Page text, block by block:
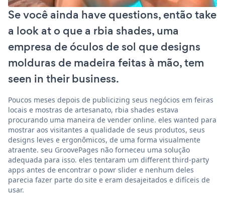
Se você ainda have questions, então take
a look at o que a rbia shades, uma
empresa de óculos de sol que designs
molduras de madeira feitas à mão, tem
seen in their business.
Poucos meses depois de publicizing seus negócios em feiras
locais e mostras de artesanato, rbia shades estava
procurando uma maneira de vender online. eles wanted para
mostrar aos visitantes a qualidade de seus produtos, seus
designs leves e ergonômicos, de uma forma visualmente
atraente. seu GroovePages não forneceu uma solução
adequada para isso. eles tentaram um different third-party
apps antes de encontrar o powr slider e nenhum deles
parecia fazer parte do site e eram desajeitados e difíceis de
usar.